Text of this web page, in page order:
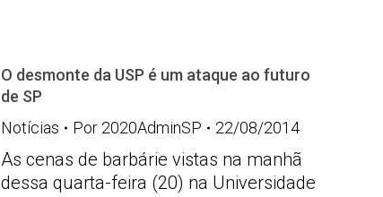
O desmonte da USP é um ataque ao futuro
de SP
Notícias
Por 2020AdminSP 22/08/2014
As cenas de barbárie vistas na manhã
dessa quarta-feira (20) na Universidade